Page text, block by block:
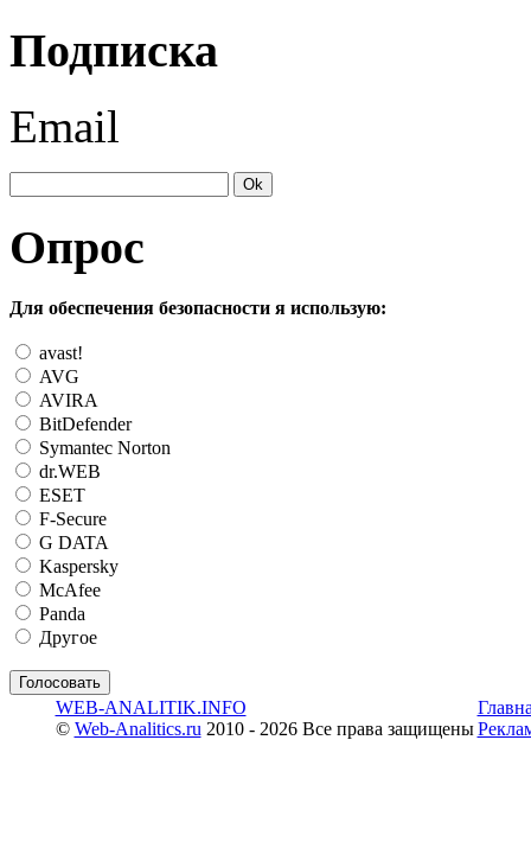
Подписка
Email
Опрос
Для обеспечения безопасности я использую:
avast!
AVG
AVIRA
BitDefender
Symantec Norton
dr.WEB
ESET
F-Secure
G DATA
Kaspersky
McAfee
Panda
Другое
WEB-ANALITIK.INFO
© Web-Analitics.ru 2010 - 2026 Все права защищены